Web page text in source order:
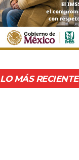
LO MÁS RECIENTE